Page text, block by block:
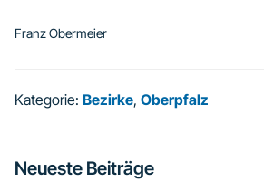
Franz Obermeier
Kategorie: Bezirke, Oberpfalz
Seitenspalte
Neueste Beiträge